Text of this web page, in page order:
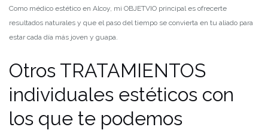
Como médico estético en Alcoy, mi OBJETVIO principal es ofrecerte
resultados naturales y que el paso del tiempo se convierta en tu aliado para
estar cada día más joven y guapa.
Otros TRATAMIENTOS
individuales estéticos con
los que te podemos